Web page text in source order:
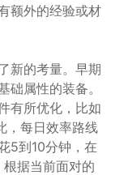
额外的经验或材
新的考量。早期
础属性的装备。
有所优化，比如
，每日效率路线
5到10分钟，在
根据当前面对的